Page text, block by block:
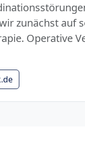
zunächst auf
Operative